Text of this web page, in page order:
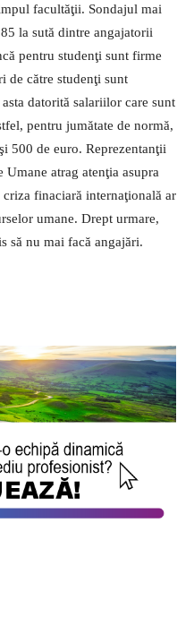
facultăţii. Sondajul mai
la sută dintre angajatorii
pentru studenţi sunt firme
de către studenţi sunt
datorită salariilor care sunt
pentru jumătate de normă,
500 de euro. Reprezentanţii
atrag atenţia asupra
finaciară internaţională ar
umane. Drept urmare,
să nu mai facă angajări.